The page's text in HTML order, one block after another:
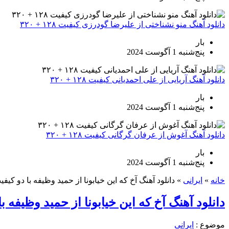
دانلود آهنگ منو نشناختی از علیرضا گودرزی کیفیت ۱۲۸ + ۳۲۰
بار
پنج‌شنبه 1 آگوست 2024
دانلود آهنگ آریایی از علی احمدیانی کیفیت ۱۲۸ + ۳۲۰
بار
پنج‌شنبه 1 آگوست 2024
دانلود آهنگ آغوش از عرفان گرگانی کیفیت ۱۲۸ + ۳۲۰
بار
پنج‌شنبه 1 آگوست 2024
خانه » ایرانی » دانلود آهنگ آخ که این خیابونا از حمید وظیفه با دو
دانلود آهنگ آخ که این خیابونا از حمید وظیفه
موضوع : ایرانی